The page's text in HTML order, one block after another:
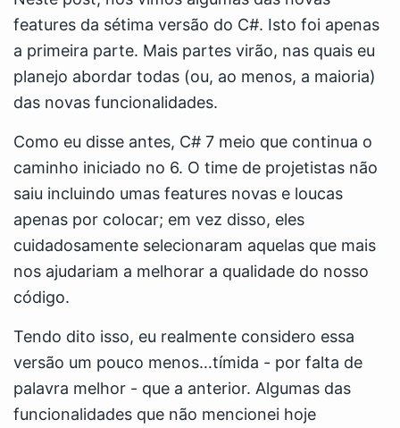
features da sétima versão do C#. Isto foi apenas
a primeira parte. Mais partes virão, nas quais eu
planejo abordar todas (ou, ao menos, a maioria)
das novas funcionalidades.
Como eu disse antes, C# 7 meio que continua o
caminho iniciado no 6. O time de projetistas não
saiu incluindo umas features novas e loucas
apenas por colocar; em vez disso, eles
cuidadosamente selecionaram aquelas que mais
nos ajudariam a melhorar a qualidade do nosso
código.
Tendo dito isso, eu realmente considero essa
versão um pouco menos…tímida - por falta de
palavra melhor - que a anterior. Algumas das
funcionalidades que não mencionei hoje